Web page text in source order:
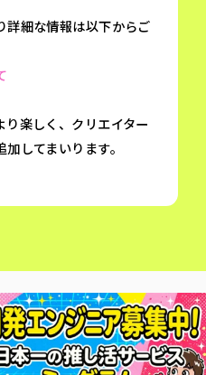
詳細な情報は以下からご
楽しく、クリエイター
してまいります。